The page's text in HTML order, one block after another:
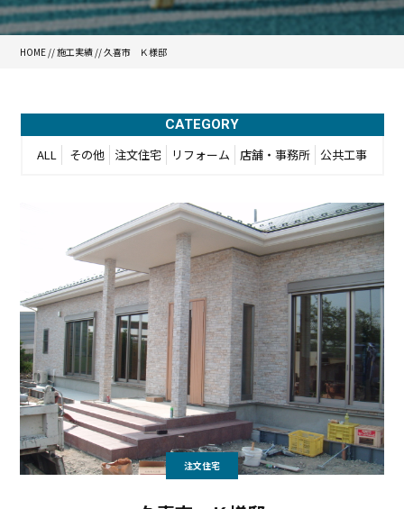
HOME //施工実績 //久喜市 Ｋ様邸
CATEGORY
ALL その他 注文住宅 リフォーム 店舗・事務所 公共工事
注文住宅